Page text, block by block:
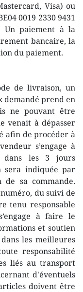
Visa) ou
0019 2330 9431
Un paiement à la
bancaire, la
du paiement.
de livraison, un
demandé prend en
ne pouvant être
venait à dépasser
afin de procéder à
s’engage à
dans les 3 jours
sera indiquée par
sa commande.
du suivi de
tenu responsable
à faire le
et soutien
les meilleures
responsabilité
liés au transport
d'éventuels
doivent être